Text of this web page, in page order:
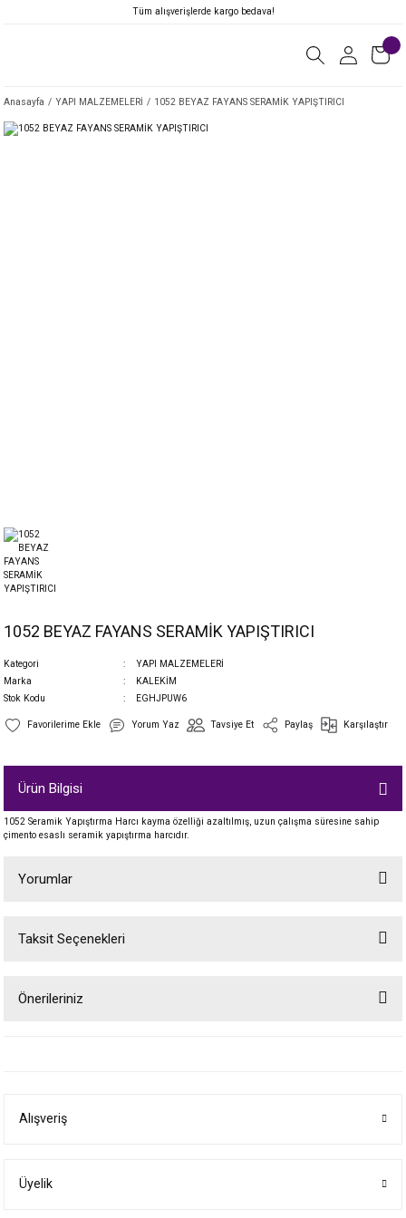
Tüm alışverişlerde kargo bedava!
Anasayfa YAPI MALZEMELERİ 1052 BEYAZ FAYANS SERAMİK YAPIŞTIRICI
1052 BEYAZ FAYANS SERAMİK YAPIŞTIRICI
Kategori
YAPI MALZEMELERİ
Marka
KALEKİM
Stok Kodu
EGHJPUW6
Yorum Yaz Tavsiye Et Paylaş Karşılaştır
Ürün Bilgisi
1052 Seramik Yapıştırma Harcı kayma özelliği azaltılmış, uzun çalışma süresine sahip
çimento esaslı seramik yapıştırma harcıdır.
Yorumlar
Taksit Seçenekleri
Önerileriniz
Ürün bilgilerinde hatalar bulunuyor.
Alışveriş
Üyelik